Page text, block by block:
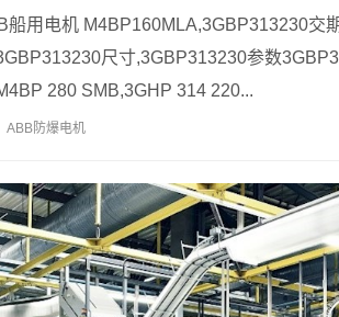
船用电机 M4BP160MLA,3GBP313230交
尺寸,3GBP313230参数
280 SMB,3GHP 314 220...
ABB防爆电机